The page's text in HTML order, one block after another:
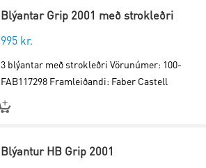
Blýantar Grip 2001 með strokleðri
995 kr.
3 blýantar með strokleðri Vörunúmer: 100-
FAB117298 Framleiðandi: Faber Castell
Blýantur HB Grip 2001